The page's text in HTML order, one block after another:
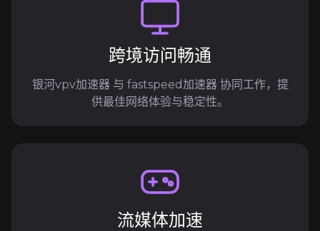
跨境访问畅通
银河vpv加速器 与 fastspeed加速器 协同工作，提
供最佳网络体验与稳定性。
流媒体加速